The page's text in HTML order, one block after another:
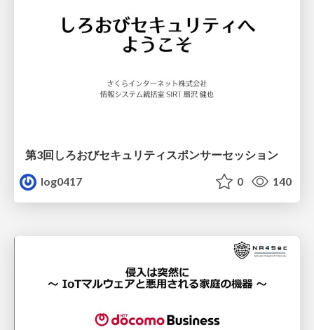
第3回しろおびセキュリティスポンサーセッション
log0417
0 140